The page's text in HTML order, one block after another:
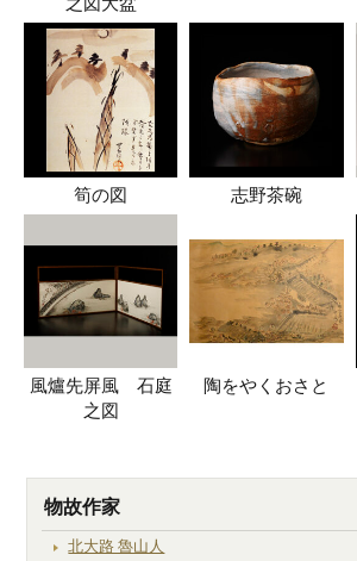
筍の図 志野茶碗
風爐先屏風 石庭
之図
陶をやくおさと
物故作家
北大路 魯山人